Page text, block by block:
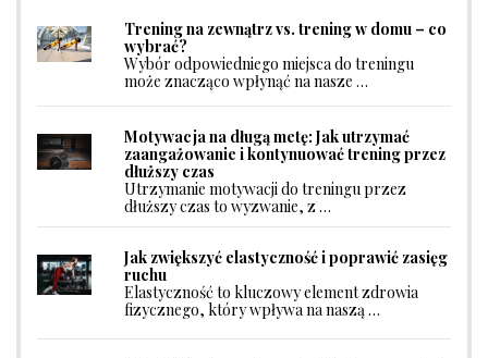
Trening na zewnątrz vs. trening w domu – co
wybrać?
Wybór odpowiedniego miejsca do treningu
może znacząco wpłynąć na nasze …
Motywacja na długą metę: Jak utrzymać
zaangażowanie i kontynuować trening przez
dłuższy czas
Utrzymanie motywacji do treningu przez
dłuższy czas to wyzwanie, z …
Jak zwiększyć elastyczność i poprawić zasięg
ruchu
Elastyczność to kluczowy element zdrowia
fizycznego, który wpływa na naszą …